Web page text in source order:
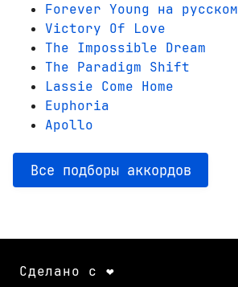
Forever Young на русском
Victory Of Love
The Impossible Dream
The Paradigm Shift
Lassie Come Home
Euphoria
Apollo
Все подборы аккордов
Сделано с ❤️